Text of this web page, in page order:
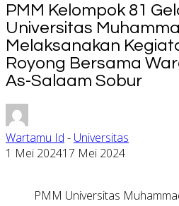
PMM Kelompok 81
Universitas
Melaksanakan
Royong Bersama
As-Salaam Sobur
Wartamu Id - Universitas
1 Mei 202417 Mei 2024
PMM Universitas